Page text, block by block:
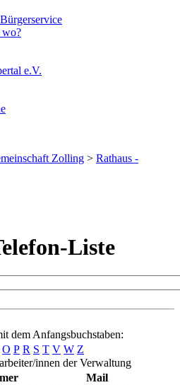
wo?
e.V.
Zolling > Rathaus -
Liste
dem Anfangsbuchstaben:
O P R S T V W Z
innen der Verwaltung
Mail